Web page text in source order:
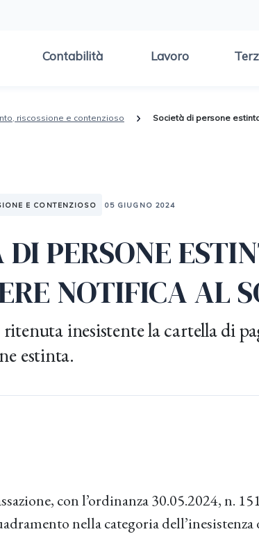
Contabilità Lavoro
riscossione e contenzioso Società di persone
E CONTENZIOSO 05 GIUGNO 2024
DI PERSONE
NOTIFICA AL
inesistente la cartella di
estinta.
con l’ordinanza 30.05.2024, n.
nella categoria